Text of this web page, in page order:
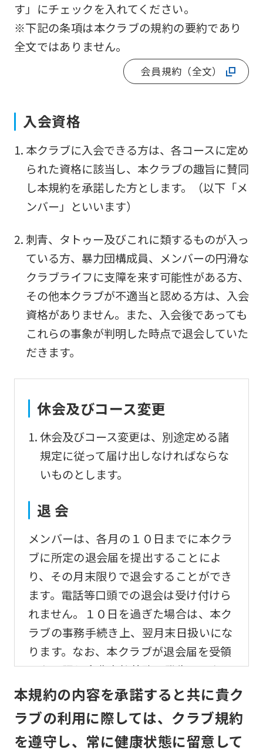
す」にチェックを入れてください。
※下記の条項は本クラブの規約の要約であり
全文ではありません。
会員規約（全文）
入会資格
本クラブに入会できる方は、各コースに定め
られた資格に該当し、本クラブの趣旨に賛同
し本規約を承諾した方とします。（以下「メ
ンバー」といいます）
刺青、タトゥー及びこれに類するものが入っ
ている方、暴力団構成員、メンバーの円滑な
クラブライフに支障を来す可能性がある方、
その他本クラブが不適当と認める方は、入会
資格がありません。また、入会後であっても
これらの事象が判明した時点で退会していた
だきます。
休会及びコース変更
休会及びコース変更は、別途定める諸
規定に従って届け出しなければならな
いものとします。
退 会
メンバーは、各月の１０日までに本クラ
ブに所定の退会届を提出することによ
り、その月末限りで退会することができ
ます。電話等口頭での退会は受け付けら
れません。１０日を過ぎた場合は、本ク
ラブの事務手続き上、翌月末日扱いにな
ります。なお、本クラブが退会届を受領
しない限り会費支払義務は発生するもの
とします。
変更事項
本規約の内容を承諾すると共に貴ク
ラブの利用に際しては、クラブ規約
を遵守し、常に健康状態に留意して
For
foreigners
official
website
is
automatically
translated
into
Click
link
below
(start
to
the
top
page.
However,
if
you
an
automatic
translation